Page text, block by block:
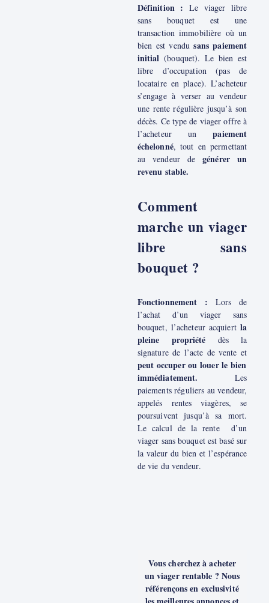
Définition : Le viager libre
sans bouquet est une
transaction immobilière où un
bien est vendusans paiement
initial(bouquet). Le bien est
libre d’occupation (pas de
locataire en place). L’acheteur
s’engage à verser au vendeur
une rente régulière jusqu’à son
décès. Ce type de viager offre à
l’acheteur unpaiement
échelonné, tout en permettant
au vendeur degénérer un
revenu stable.
Comment
marche un viager
libre sans
bouquet ?
Fonctionnement : Lors de
l’achat d’un viager sans
bouquet, l’acheteur acquiert la
pleine propriété dès la
signature de l’acte de vente et
peut occuper ou louer le bien
immédiatement. Les
paiements réguliers au vendeur,
appelés rentes viagères, se
poursuivent jusqu’à sa mort.
Le calcul de la rente d’un
viager sans bouquet est basé sur
la valeur du bien et l’espérance
de vie du vendeur.
Vous cherchez à acheter
un viager rentable ? Nous
référençons en exclusivité